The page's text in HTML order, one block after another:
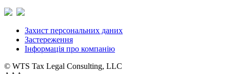
Захист персональних даних
Застереження
Інформація про компанію
© WTS Tax Legal Consulting, LLC